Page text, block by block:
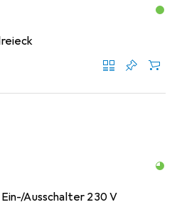
Ausschalter 230 V